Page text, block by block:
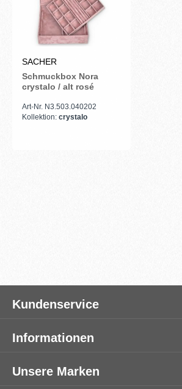
SACHER
Schmuckbox Nora
crystalo / alt rosé
Art-Nr. N3.503.040202
Kollektion: crystalo
Kundenservice
Informationen
Unsere Marken